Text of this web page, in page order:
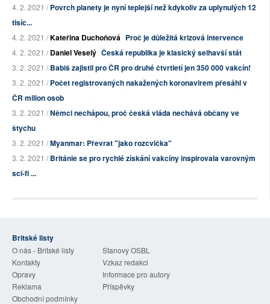
4. 2. 2021 /Povrch planety je nyní teplejší než kdykoliv za uplynulých 12
tisíc...
4. 2. 2021 /Kateřina Duchoňová Proč je důležitá krizová intervence
4. 2. 2021 /Daniel Veselý Česká republika je klasický selhavší stát
3. 2. 2021 /Babiš zajistil pro ČR pro druhé čtvrtletí jen 350 000 vakcín!
3. 2. 2021 /Počet registrovaných nakažených koronavirem přesáhl v
ČR milion osob
3. 2. 2021 /Němci nechápou, proč česká vláda nechává občany ve
štychu
3. 2. 2021 /Myanmar: Převrat "jako rozcvička"
3. 2. 2021 /Británie se pro rychlé získání vakcíny inspirovala varovným
sci-fi ...
Britské listy
O nás - Britské listy
Stanovy OSBL
Kontakty
Vzkaz redakci
Opravy
Informace pro autory
Reklama
Příspěvky
Obchodní podmínky